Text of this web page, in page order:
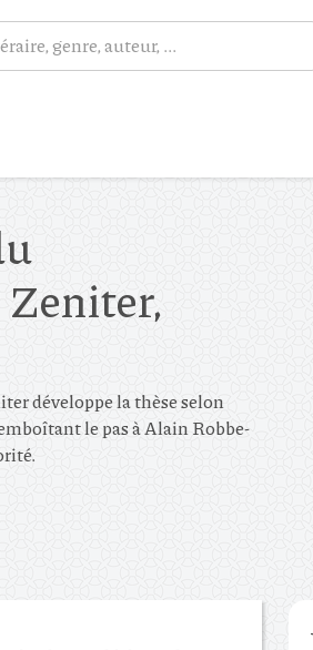
développe la thèse selon
le pas à Alain Robbe-